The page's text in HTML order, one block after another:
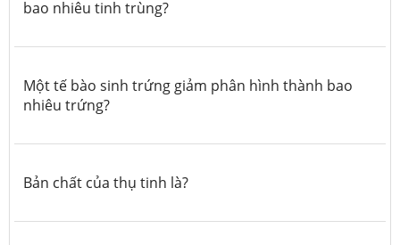
bao nhiêu tinh trùng?
Một tế bào sinh trứng giảm phân hình thành bao
nhiêu trứng?
Bản chất của thụ tinh là?